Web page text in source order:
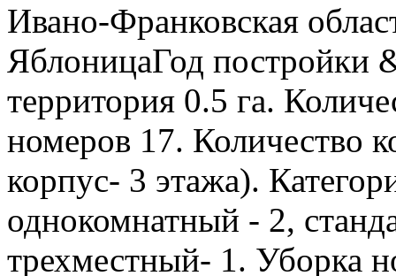
Ивано-Франковская
ЯблоницаГод постройки
территория 0.5 га.
номеров 17. Количество
корпус- 3 этажа).
однокомнатный - 2,
трехместный- 1. Уборка